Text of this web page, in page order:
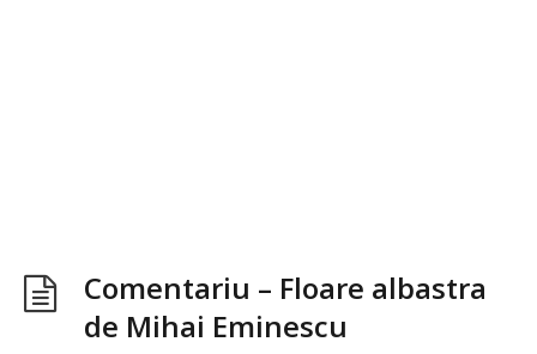
Comentariu – Floare albastra
de Mihai Eminescu